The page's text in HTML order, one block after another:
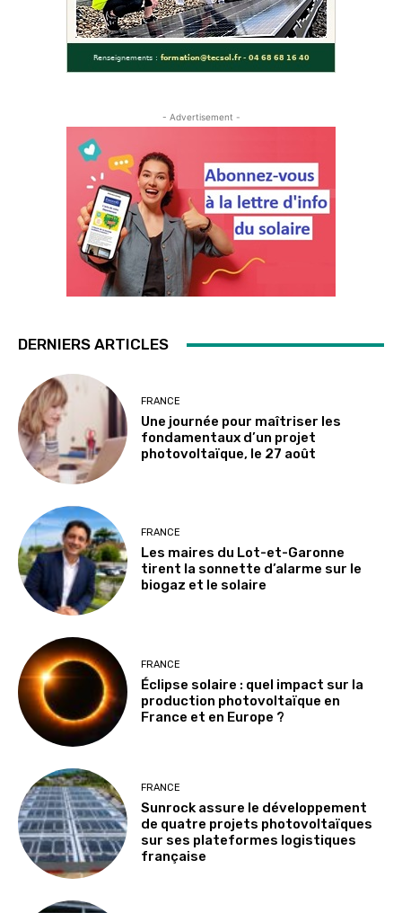
- Advertisement -
DERNIERS ARTICLES
FRANCE
Une journée pour maîtriser les
fondamentaux d’un projet
photovoltaïque, le 27 août
FRANCE
Les maires du Lot-et-Garonne
tirent la sonnette d’alarme sur le
biogaz et le solaire
FRANCE
Éclipse solaire : quel impact sur la
production photovoltaïque en
France et en Europe ?
FRANCE
Sunrock assure le développement
de quatre projets photovoltaïques
sur ses plateformes logistiques
française